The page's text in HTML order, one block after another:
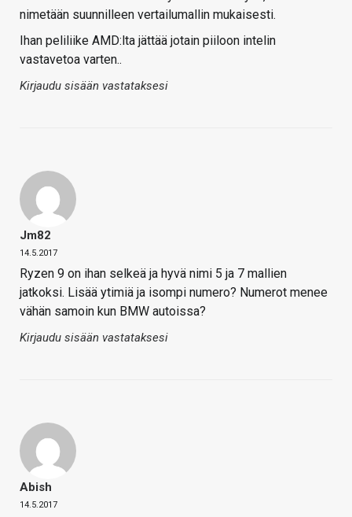
nimetään suunnilleen vertailumallin mukaisesti.
Ihan peliliike AMD:lta jättää jotain piiloon intelin
vastavetoa varten..
Kirjaudu sisään vastataksesi
Jm82
14.5.2017
Ryzen 9 on ihan selkeä ja hyvä nimi 5 ja 7 mallien
jatkoksi. Lisää ytimiä ja isompi numero? Numerot menee
vähän samoin kun BMW autoissa?
Kirjaudu sisään vastataksesi
Abish
14.5.2017